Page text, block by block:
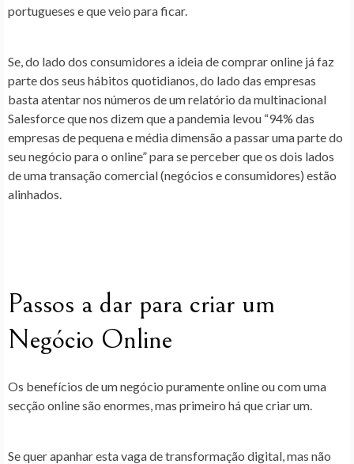
portugueses e que veio para ficar.
Se, do lado dos consumidores a ideia de comprar online já faz
parte dos seus hábitos quotidianos, do lado das empresas
basta atentar nos números de um relatório da multinacional
Salesforce que nos dizem que a pandemia levou “94% das
empresas de pequena e média dimensão a passar uma parte do
seu negócio para o online” para se perceber que os dois lados
de uma transação comercial (negócios e consumidores) estão
alinhados.
Passos a dar para criar um
Negócio Online
Os benefícios de um negócio puramente online ou com uma
secção online são enormes, mas primeiro há que criar um.
Se quer apanhar esta vaga de transformação digital, mas não